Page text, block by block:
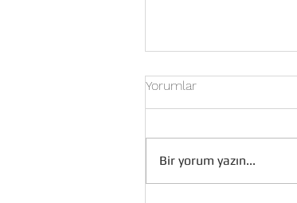
Yorumlar
Bir yorum yazın...